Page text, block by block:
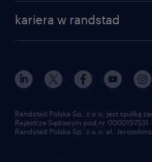
kariera w randstad
Randstad Polska Sp. z o.o. jest spółką
Rejestrze Sądowym pod nr
Randstad Polska Sp. z o.o. al.